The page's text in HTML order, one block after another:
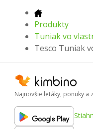
Produkty
Tuniak vo
Tesco Tuniak
Najnovšie letáky, ponuky a